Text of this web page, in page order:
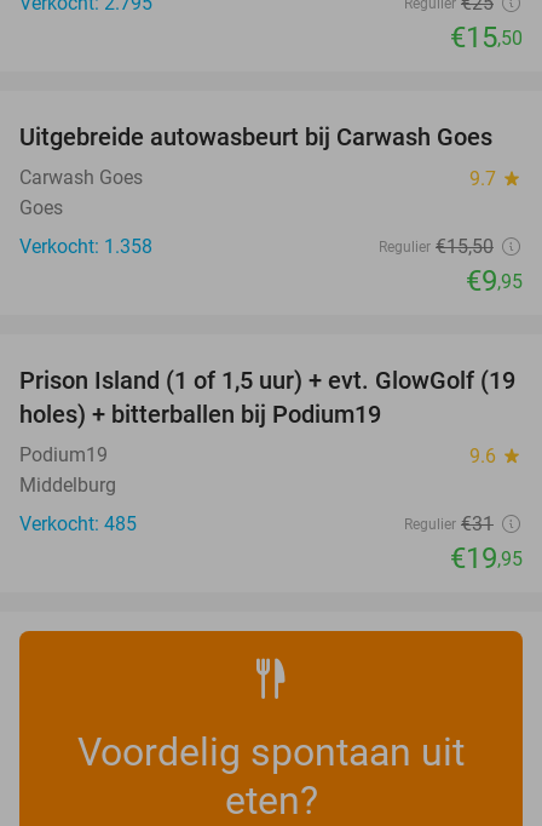
Regulier
€15,50
36%
Uitgebreide autowasbeurt bij Carwash Goes
Carwash Goes 9.7 star
Goes
Verkocht: 1.358
Regulier €15,50
€9,95
36%
Prison Island (1 of 1,5 uur) + evt. GlowGolf (19
holes) + bitterballen bij Podium19
Podium19 9.6 star
Middelburg
Verkocht: 485
Regulier €31
€19,95
Voordelig spontaan uit
eten?